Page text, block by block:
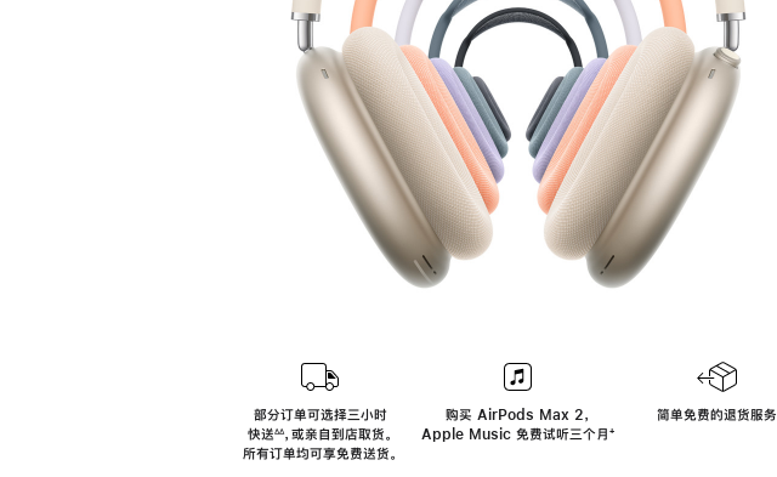
部分订单可选择三小时
快送
${translate.store.a11y.footnote}
∆∆， 或亲自到店取货。
所有订单均可享免费送货。
购买 AirPods Max 2，
Apple Music 免费试听三个月‍脚
‍⁺
简单免费的退货服务